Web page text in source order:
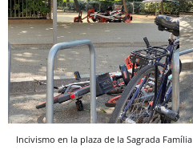
Incivismo en la plaza de la Sagrada Família